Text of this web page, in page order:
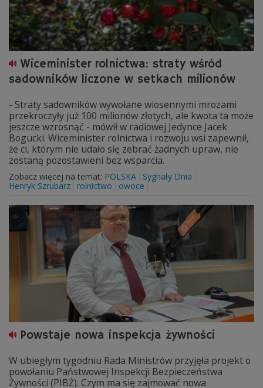
Wiceminister rolnictwa: straty wśród
sadowników liczone w setkach milionów
- Straty sadowników wywołane wiosennymi mrozami
przekroczyły już 100 milionów złotych, ale kwota ta może
jeszcze wzrosnąć - mówił w radiowej Jedynce Jacek
Bogucki. Wiceminister rolnictwa i rozwoju wsi zapewnił,
że ci, którym nie udało się zebrać żadnych upraw, nie
zostaną pozostawieni bez wsparcia.
Zobacz więcej na temat: POLSKA
Sygnały Dnia
Henryk Szrubarz
rolnictwo owoce
Powstaje nowa inspekcja żywności
W ubiegłym tygodniu Rada Ministrów przyjęła projekt o
powołaniu Państwowej Inspekcji Bezpieczeństwa
Żywności (PIBŻ). Czym ma się zajmować nowa